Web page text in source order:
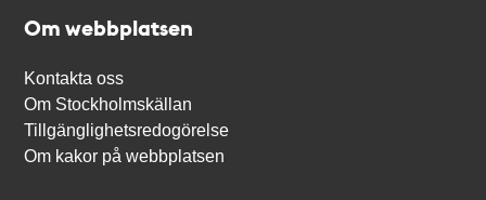
Om webbplatsen
Kontakta oss
Om Stockholmskällan
Tillgänglighetsredogörelse
Om kakor på webbplatsen